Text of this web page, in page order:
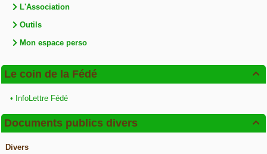
L'Association
Outils
Mon espace perso

Le coin de la Fédé
• InfoLettre Fédé

Documents publics divers
Divers